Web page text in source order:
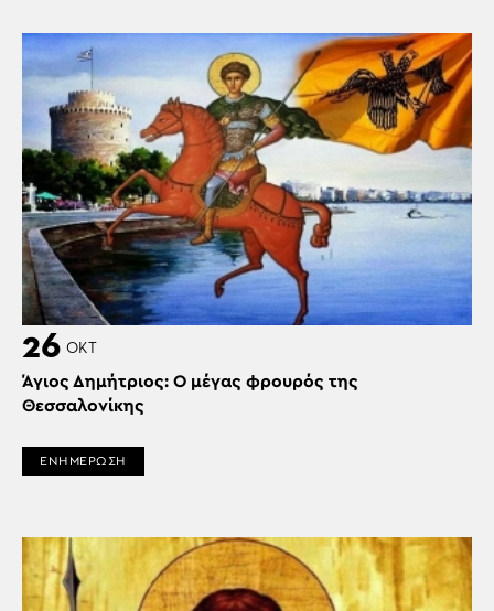
26 ΟΚΤ
Άγιος Δημήτριος: Ο μέγας φρουρός της
Θεσσαλονίκης
ΕΝΗΜΕΡΩΣΗ